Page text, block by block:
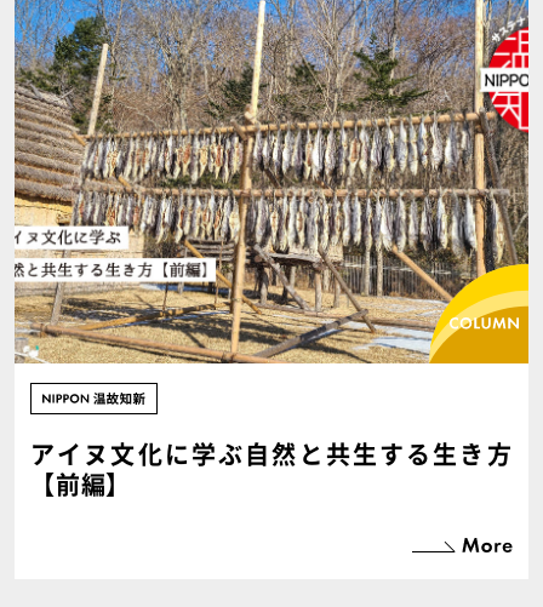
アイヌ文化に学ぶ自然と共生する生き方
【前編】